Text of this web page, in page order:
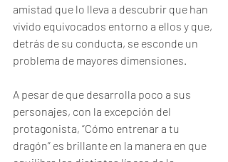
amistad que lo lleva a descubrir que han
vivido equivocados entorno a ellos y que,
detrás de su conducta, se esconde un
problema de mayores dimensiones.
A pesar de que desarrolla poco a sus
personajes, con la excepción del
protagonista, “Cómo entrenar a tu
dragón” es brillante en la manera en que